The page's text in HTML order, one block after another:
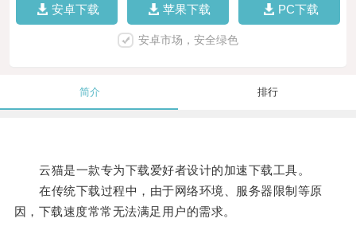
安卓下载 苹果下载 PC下载
安卓市场，安全绿色
简介 排行
云猫是一款专为下载爱好者设计的加速下载工具。
在传统下载过程中，由于网络环境、服务器限制等原
因，下载速度常常无法满足用户的需求。